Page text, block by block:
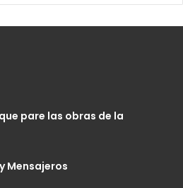
pare las obras de la
Mensajeros